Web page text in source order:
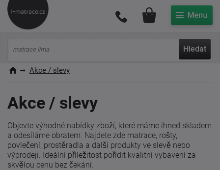
Hledat
Můj účet
Akce / slevy
Akce / slevy
Objevte výhodné nabídky zboží, které máme ihned skladem
a odesíláme obratem. Najdete zde matrace, rošty,
povlečení, prostěradla a další produkty ve slevě nebo
výprodeji. Ideální příležitost pořídit kvalitní vybavení za
skvělou cenu bez čekání.